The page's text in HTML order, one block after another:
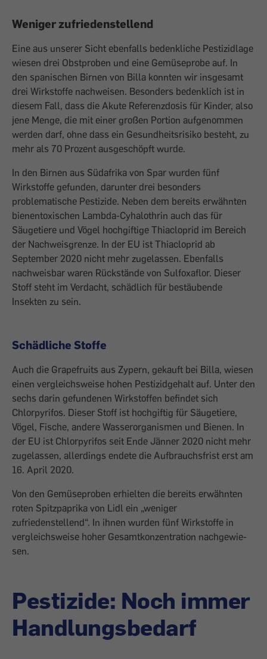
Weniger zufriedenstellend
Eine aus unserer Sicht ebenfalls bedenkliche Pestizidlage
wiesen drei Obstproben und eine Gemüseprobe auf. In
den spanischen Birnen von Billa konnten wir insgesamt
drei Wirkstoffe nachweisen. Besonders bedenklich ist in
diesem Fall, dass die Akute Referenzdosis für Kinder, also
jene Menge, die mit einer großen Por­tion aufgenommen
werden darf, ohne dass ein Gesundheitsrisiko besteht, zu
mehr als 70 Prozent ausgeschöpft wurde.
In den Birnen aus Südafrika von Spar wur­den fünf
Wirkstoffe gefunden, darunter drei besonders
problematische Pestizide. Neben dem bereits erwähnten
bienentoxi­schen Lambda-Cyhalothrin auch das für
Säugetiere und Vögel hochgiftige Thiaclop­rid im Bereich
der Nachweisgrenze. In der EU ist Thiacloprid ab
September 2020 nicht mehr zugelassen. Ebenfalls
nachweisbar waren Rückstände von Sulfoxaflor. Dieser
Stoff steht im Verdacht, schädlich für be­stäubende
Insekten zu sein.
Schädliche Stoffe
Auch die Grapefruits aus Zypern, gekauft bei Billa, wiesen
einen vergleichsweise ho­hen Pestizidgehalt auf. Unter den
sechs da­rin gefundenen Wirkstoffen befindet sich
Chlorpyrifos. Dieser Stoff ist hochgiftig für Säugetiere,
Vögel, Fische, andere Wasser­organismen und Bienen. In
der EU ist Chlor­pyrifos seit Ende Jänner 2020 nicht mehr
zugelassen, allerdings endete die Auf­brauchsfrist erst am
16. April 2020.
Von den Gemüseproben erhielten die be­reits erwähnten
roten Spitzpaprika von Lidl ein „weniger
zufriedenstellend“. In ihnen wurden fünf Wirkstoffe in
vergleichsweise hoher Gesamtkonzentration nachgewie­
sen.
Pestizide: Noch immer
Handlungsbedarf